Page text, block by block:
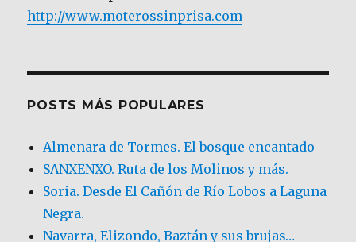
http://www.moterossinprisa.com
POSTS MÁS POPULARES
Almenara de Tormes. El bosque encantado
SANXENXO. Ruta de los Molinos y más.
Soria. Desde El Cañón de Río Lobos a Laguna
Negra.
Navarra, Elizondo, Baztán y sus brujas…